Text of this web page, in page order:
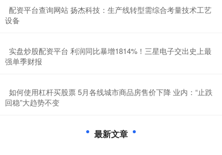
​配资平台查询网站 扬杰科技：生产线转型需综合考量技术工艺
设备
​实盘炒股配资平台 利润同比暴增1814%！三星电子交出史上最
强单季财报
​如何使用杠杆买股票 5月各线城市商品房售价下降 业内：“止跌
回稳”大趋势不变
最新文章